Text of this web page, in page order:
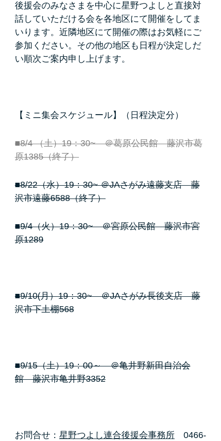
後援会のみなさまを中心に星野つよしと直接対
話していただける会を各地区にて開催をしてま
いります。近隣地区にて開催の際はお気軽にご
参加ください。その他の地区も日程が決定しだ
い順次ご案内申し上げます。
【ミニ集会スケジュール】 （日程決定分）
■8/4 （土）19：30~ ＠葛原公民館 藤沢市葛
原1385（終了）
■8/22（水）19：30~ ＠JAさがみ遠藤支店 藤
沢市遠藤6588（終了）
■9/4（火）19：30~ ＠宮原公民館 藤沢市宮
原1289
■9/10(月）19：30~ ＠JAさがみ長後支店 藤
沢市下土棚568
■9/15（土）19：00～ ＠亀井野新田自治会
館 藤沢市亀井野3352
お問合せ： 星野つよし連合後援会事務所 0466-